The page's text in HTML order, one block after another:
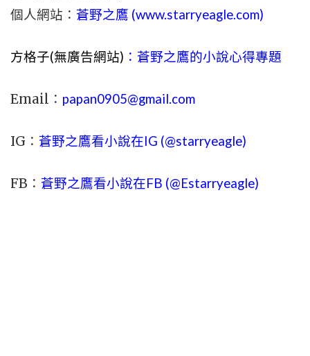
個人網站： 蒼野之鷹 (www.starryeagle.com)
方格子(無廣告網站) ：蒼野之鷹的小說心得專題
Email： papan0905@gmail.com
IG： 蒼野之鷹看小說在IG (@starryeagle)
FB： 蒼野之鷹看小說在FB (@Estarryeagle)